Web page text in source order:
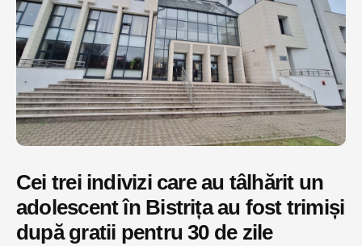
Cei trei indivizi care au tâlhărit un
adolescent în Bistrița au fost trimiși
după gratii pentru 30 de zile